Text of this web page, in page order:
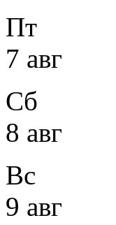
Пт
7 авг
Сб
8 авг
Вс
9 авг